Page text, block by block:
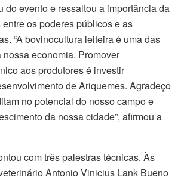
do evento e ressaltou a importância da
os poderes públicos e as
“A bovinocultura leiteira é uma das
economia. Promover
aos produtores é investir
de Ariquemes. Agradeço
no potencial do nosso campo e
da nossa cidade”, afirmou a
com três palestras técnicas. Às
Antonio Vinicius Lank Bueno